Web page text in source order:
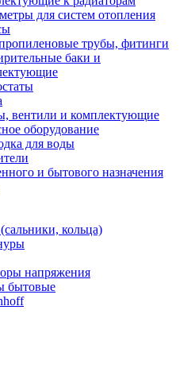
для систем отопления
трубы, фитинги
баки и
вентили и комплектующие
оборудование
для воды
и бытового назначения
кольца)
напряжения
бытовые